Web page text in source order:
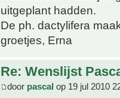
uitgeplant hadden.
De ph. dactylifera
groetjes, Erna
Re: Wenslijst
door pascal op 19 jul 2010